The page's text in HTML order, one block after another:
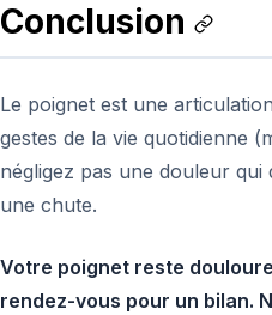
Conclusion
Le poignet est une
gestes de la vie quotidienne
négligez pas une douleur
une chute.
Votre poignet reste
rendez-vous pour un bilan.